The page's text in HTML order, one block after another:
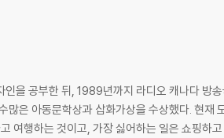
을 공부한 뒤, 1989년까지 라디오 캐나다 방
은 아동문학상과 삽화가상을 수상했다. 현재
여행하는 것이고, 가장 싫어하는 일은 쇼핑하